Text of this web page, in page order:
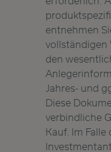
entnehmen
vollständigen
den
Jahres- und
Diese
verbindliche
Kauf. Im Falle